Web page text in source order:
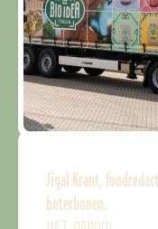
Jigal Krant,
boterbonen.